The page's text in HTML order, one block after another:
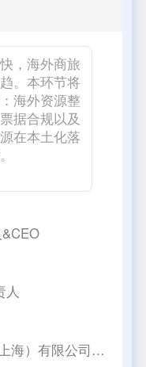
，海外商旅
。本环节将
海外资源整
据合规以及
在本土化落
人
艾玛迪斯信息科技（上海）有限公司总经理